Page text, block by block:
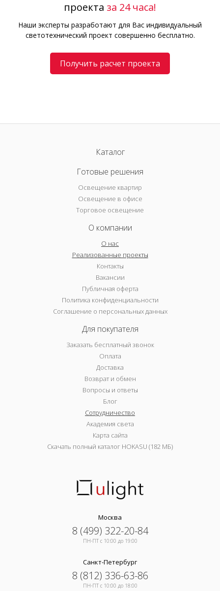
проекта за 24 часа!
Наши эксперты разработают для Вас индивидуальный
светотехнический проект совершенно бесплатно.
Получить расчет проекта
Каталог
Готовые решения
Освещение квартир
Освещение в офисе
Торговое освещение
О компании
О нас
Реализованные проекты
Контакты
Вакансии
Публичная оферта
Политика конфиденциальности
Соглашение о персональных данных
Для покупателя
Заказать бесплатный звонок
Оплата
Доставка
Возврат и обмен
Вопросы и ответы
Блог
Сотрудничество
Академия света
Карта сайта
Скачать полный каталог HOKASU (182 МБ)
Москва
8 (499) 322-20-84
ПН-ПТ c 10:00 до 19:00
Санкт-Петербург
8 (812) 336-63-86
ПН-ПТ c 10:00 до 18:00